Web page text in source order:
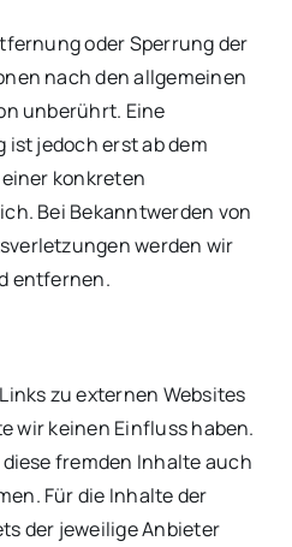
oder Sperrung der
nach den allgemeinen
unberührt. Eine
jedoch erst ab dem
konkreten
Bei Bekanntwerden von
werden wir
entfernen.
zu externen Websites
wir keinen Einfluss haben.
fremden Inhalte auch
Für die Inhalte der
der jeweilige Anbieter